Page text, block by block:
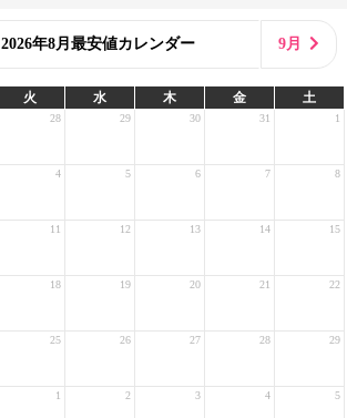
2026年8月最安値カレンダー 9月
火 水 木 金 土
28 29 30 31 1
4 5 6 7 8
11 12 13 14 15
18 19 20 21 22
25 26 27 28 29
1 2 3 4 5